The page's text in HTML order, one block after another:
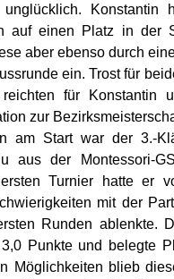
unglücklich. Konstantin
auf einen Platz in der
aber ebenso durch
ein. Trost für
für Konstantin
zur
am Start war der 3.-
aus der Montessori-
Turnier hatte er
mit der
Runden ablenkte.
Punkte und belegte
Möglichkeiten blieb